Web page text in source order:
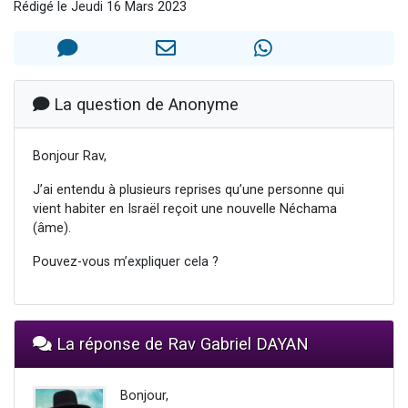
4 personnes viennent de faire un don pour Reloger Rivka, 6 enfants, victime de violences...
3 nouvelles musiques dans Torah-Box Music
Rédigé le Jeudi 16 Mars 2023
La question de Anonyme
Bonjour Rav,
J’ai entendu à plusieurs reprises qu’une personne qui
vient habiter en Israël reçoit une nouvelle Néchama
(âme).
Pouvez-vous m’expliquer cela ?
La réponse de Rav Gabriel DAYAN
Bonjour,